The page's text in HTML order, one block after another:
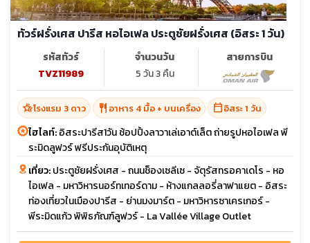
ทัวร์ฝรั่งเศส ปารีส หอไอเฟล ประตูชัยฝรั่งเศส (อิสระ 1 วัน)
รหัสทัวร์
TVZ11989
จำนวนวัน
5 วัน 3 คืน
สายการบิน
hotel_classโรงแรม 3 ดาว restaurant อาหาร 4 มื้อ + บนเครื่อง calendar_todayอิสระ 1 วัน
ไฮไลท์:อิสระปารีส1วัน ช้อปปิ้งลาวาเล่เอาต์เล็ต ถ่ายรูปหอไอเฟล พี
ระมิดลูฟวร์ ฟรีประกันอุบัติเหตุ
เที่ยว:ประตูชัยฝรั่งเศส - ถนนช็องเซลีเซ - จัตุรัสทรอคาเดโร - หอ
ไอเฟล - มหาวิหารนอร์ทเทอร์ดาม - ห้างแกลลอรี่ลาฟาแยต - อิสระ
ท่องเที่ยวในเมืองปารีส - ย่านมงมาร์ต - มหาวิหารซาเครเกอร์ -
พีระมิดแก้ว พิพิธภัณฑ์ลูฟวร์ - La Vallée Village Outlet